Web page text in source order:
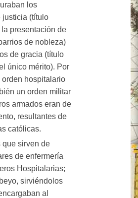
los
justicia (título
presentación de
de nobleza)
de gracia (título
único mérito). Por
hospitalario
un orden militar
armados eran de
resultantes de
católicas.
que sirven de
de enfermería
Hospitalarias;
sirviéndolos
al